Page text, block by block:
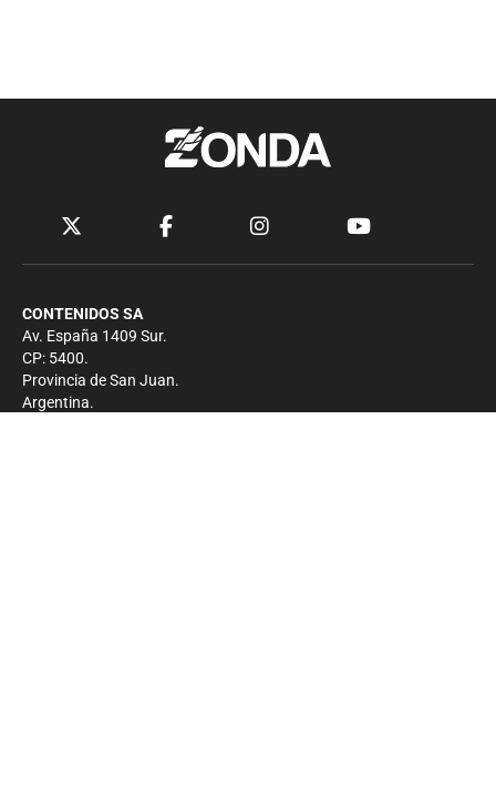
CONTENIDOS SA
Av. España 1409 Sur.
CP: 5400.
Provincia de San Juan.
Argentina.